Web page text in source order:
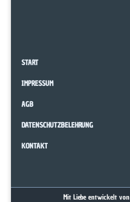
START
IMPRESSUM
AGB
DATENSCHUTZBELEHRUNG
KONTAKT
Mit Liebe entwickelt von